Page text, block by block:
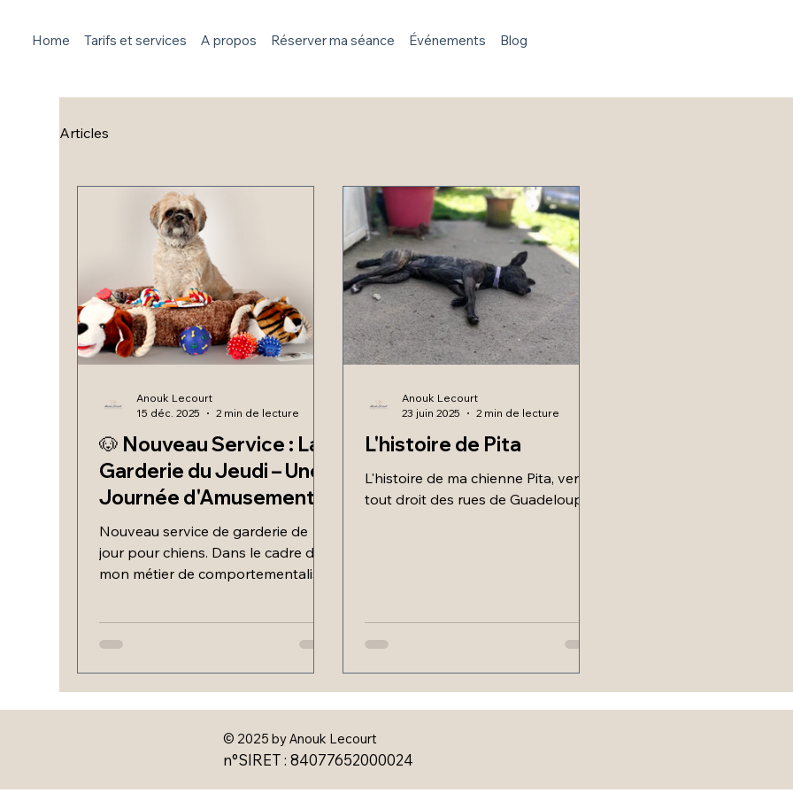
Home Tarifs et services A propos Réserver ma séance Événements Blog
Articles
🐶 Nouveau Service : La
Garderie du Jeudi – Une
Journée d'Amusement
et d'Éducation !
Nouveau service de garderie de
jour pour chiens. Dans le cadre de
mon métier de comportementaliste
Anouk Lecourt
15 déc. 2025
2 min de lecture
L'histoire de Pita
L'histoire de ma chienne Pita, venue
tout droit des rues de Guadeloupe.
Anouk Lecourt
23 juin 2025
2 min de lecture
© 2025 by Anouk Lecourt
n°SIRET : 84077652000024